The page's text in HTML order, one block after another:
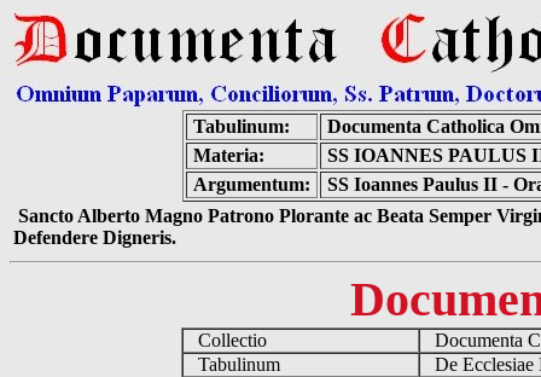
Tabulinum:
Documenta Catholica
Materia:
SS IOANNES PAULUS
Argumentum:
SS Ioannes Paulus II -
Sancto Alberto Magno Patrono Plorante ac Beata Semper
Defendere Digneris.
Collectio
Documenta
Tabulinum
De